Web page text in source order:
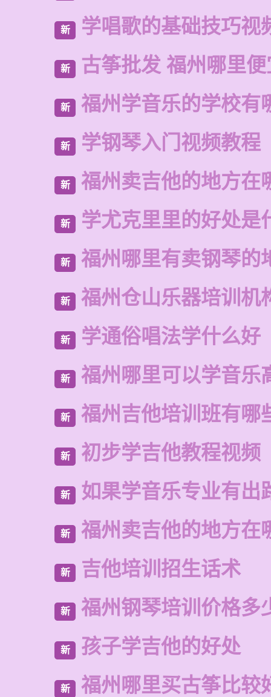
新 学唱歌的基础技巧视
新 古筝批发 福州哪里
新 福州学音乐的学校有
新 学钢琴入门视频教程
新 福州卖吉他的地方在
新 学尤克里里的好处是
新 福州哪里有卖钢琴的
新 福州仓山乐器培训机
新 学通俗唱法学什么好
新 福州哪里可以学音乐
新 福州吉他培训班有哪
新 初步学吉他教程视频
新 如果学音乐专业有出
新 福州卖吉他的地方在
新 吉他培训招生话术
新 福州钢琴培训价格多
新 孩子学吉他的好处
新 福州哪里买古筝比较